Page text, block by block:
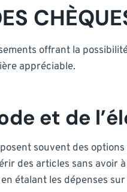
offrant la
appréciable.
et de
souvent des
des articles sans
étalant les dépenses